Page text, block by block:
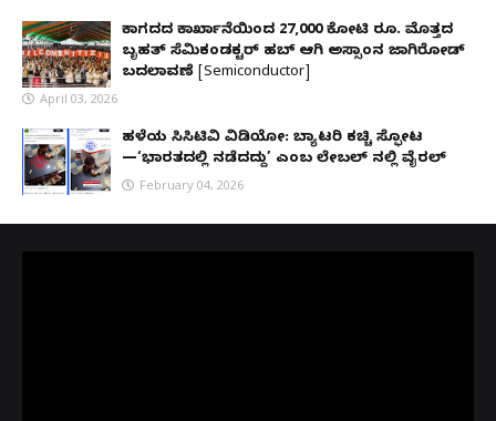
ಕಾಗದದ ಕಾರ್ಖಾನೆಯಿಂದ 27,000 ಕೋಟಿ ರೂ. ಮೊತ್ತದ
ಬೃಹತ್ ಸೆಮಿಕಂಡಕ್ಟರ್ ಹಬ್ ಆಗಿ ಅಸ್ಸಾಂನ ಜಾಗಿರೋಡ್
ಬದಲಾವಣೆ [Semiconductor]
April 03, 2026
ಹಳೆಯ ಸಿಸಿಟಿವಿ ವಿಡಿಯೋ: ಬ್ಯಾಟರಿ ಕಚ್ಚಿ ಸ್ಫೋಟ
—‘ಭಾರತದಲ್ಲಿ ನಡೆದದ್ದು’ ಎಂಬ ಲೇಬಲ್ ನಲ್ಲಿ ವೈರಲ್
February 04, 2026